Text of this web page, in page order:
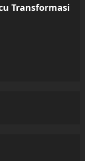
Transformasi